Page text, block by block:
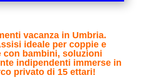
vacanza in Umbria.
ideale per coppie e
con bambini, soluzioni
indipendenti immerse in
privato di 15 ettari!